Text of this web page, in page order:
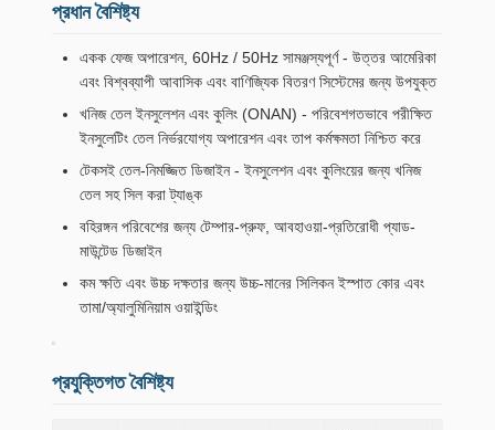
প্রধান বৈশিষ্ট্য
একক ফেজ অপারেশন, 60Hz / 50Hz সামঞ্জস্যপূর্ণ - উত্তর আমেরিকা
এবং বিশ্বব্যাপী আবাসিক এবং বাণিজ্যিক বিতরণ সিস্টেমের জন্য উপযুক্ত
খনিজ তেল ইনসুলেশন এবং কুলিং (ONAN) - পরিবেশগতভাবে পরীক্ষিত
ইনসুলেটিং তেল নির্ভরযোগ্য অপারেশন এবং তাপ কর্মক্ষমতা নিশ্চিত করে
টেকসই তেল-নিমজ্জিত ডিজাইন - ইনসুলেশন এবং কুলিংয়ের জন্য খনিজ
তেল সহ সিল করা ট্যাঙ্ক
বহিরঙ্গন পরিবেশের জন্য টেম্পার-প্রুফ, আবহাওয়া-প্রতিরোধী প্যাড-
মাউন্টেড ডিজাইন
কম ক্ষতি এবং উচ্চ দক্ষতার জন্য উচ্চ-মানের সিলিকন ইস্পাত কোর এবং
তামা/অ্যালুমিনিয়াম ওয়াইন্ডিং
প্রযুক্তিগত বৈশিষ্ট্য